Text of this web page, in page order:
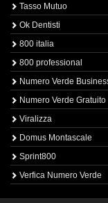
Tasso Mutuo
Ok Dentisti
800 italia
800 professional
Numero Verde
Numero Verde Gratuito
Viralizza
Domus Montascale
Sprint800
Verfica Numero Verde